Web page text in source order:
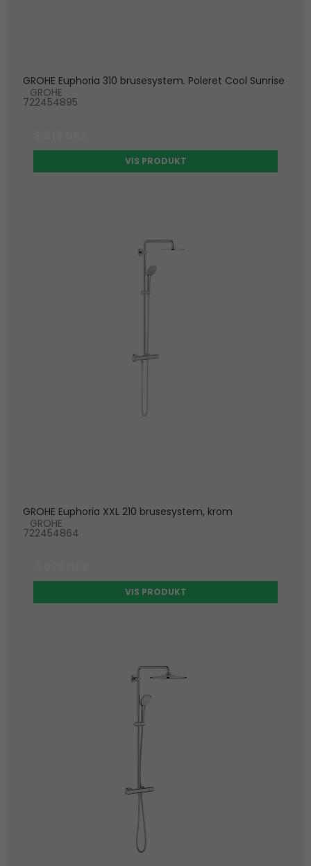
GROHE Euphoria 310 brusesystem. Poleret Cool Sunrise
GROHE
722454895
VIS PRODUKT
GROHE Euphoria XXL 210 brusesystem, krom
GROHE
722454864
VIS PRODUKT